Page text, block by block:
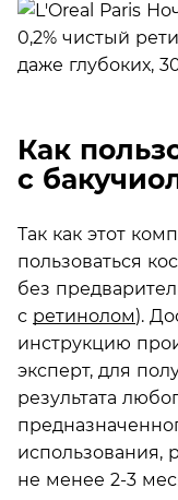
Как
с
Так как этот
пользоваться
без
с ретинолом).
инструкцию
эксперт, для
результата
использования,
не менее 2-3